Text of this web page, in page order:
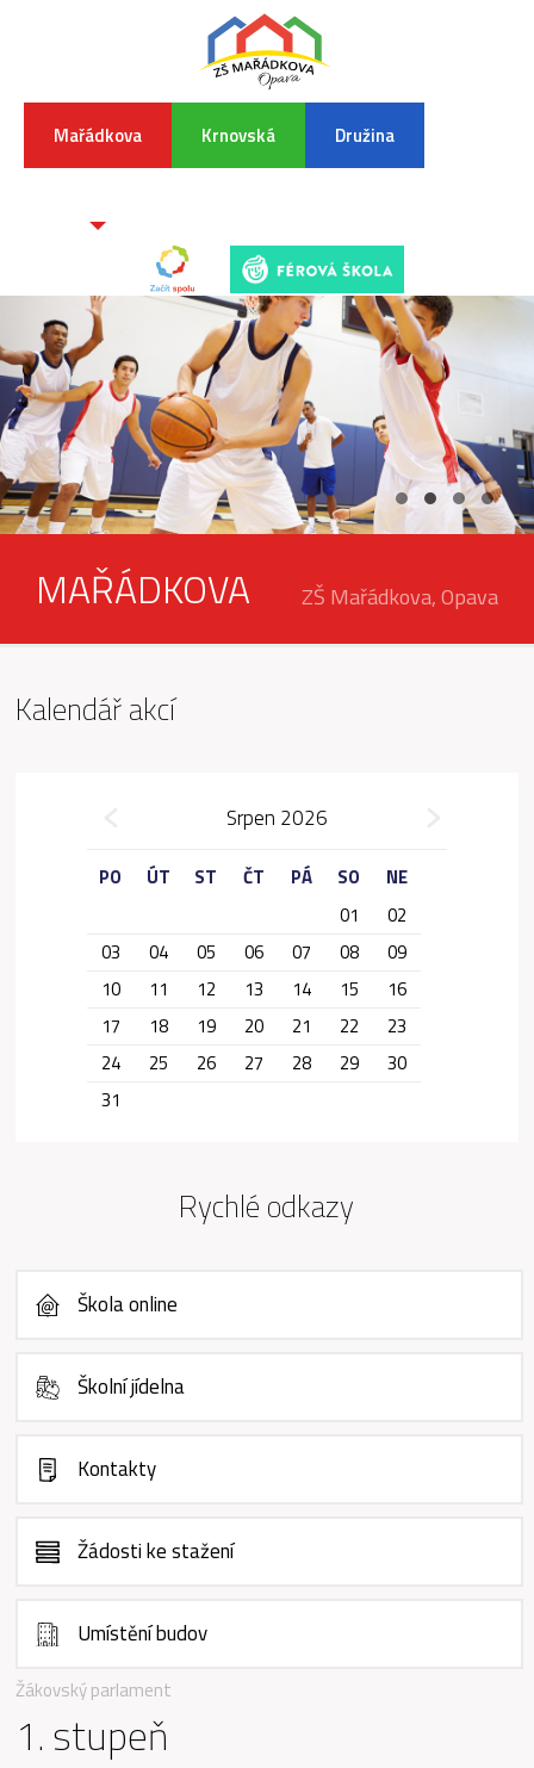
Mařádkova Krnovská Družina
MAŘÁDKOVA ZŠ Mařádkova, Opava
Žákovský parlament
1. stupeň
Kalendář akcí
Srpen 2026
PO ÚT ST ČT PÁ SO
NE
01
02
03
04 05 06 07 08
09
10
11 12 13 14 15
16
17
18 19 20 21 22
23
24
25 26 27 28 29
30
31
Rychlé odkazy
Škola online
Školní jídelna
Kontakty
Žádosti ke stažení
Umístění budov